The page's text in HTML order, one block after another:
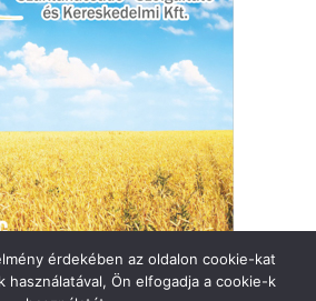
érdekében az oldalon cookie-kat
használatával, Ön elfogadja a cookie-k